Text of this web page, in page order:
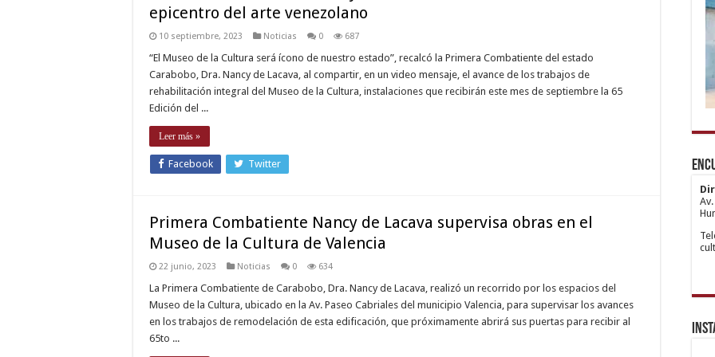
epicentro del arte venezolano
10 septiembre, 2023 Noticias 0 687
“El Museo de la Cultura será ícono de nuestro estado”, recalcó la Primera Combatiente del estado
Carabobo, Dra. Nancy de Lacava, al compartir, en un video mensaje, el avance de los trabajos de
rehabilitación integral del Museo de la Cultura, instalaciones que recibirán este mes de septiembre la 65
Edición del ...
Leer más »
Facebook Twitter
Primera Combatiente Nancy de Lacava supervisa obras en el
Museo de la Cultura de Valencia
22 junio, 2023 Noticias 0 634
La Primera Combatiente de Carabobo, Dra. Nancy de Lacava, realizó un recorrido por los espacios del
Museo de la Cultura, ubicado en la Av. Paseo Cabriales del municipio Valencia, para supervisar los avances
en los trabajos de remodelación de esta edificación, que próximamente abrirá sus puertas para recibir al
65to ...